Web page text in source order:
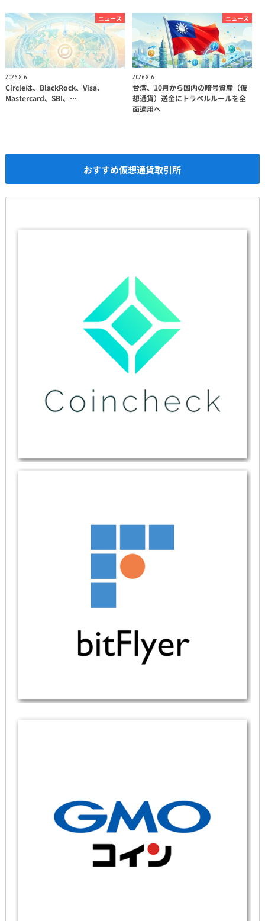
ニュース
2026.8.6
Circleは、BlackRock、Visa、
Mastercard、SBI、…
ニュース
2026.8.6
台湾、10月から国内の暗号資産（仮
想通貨）送金にトラベルルールを全
面適用へ
おすすめ仮想通貨取引所